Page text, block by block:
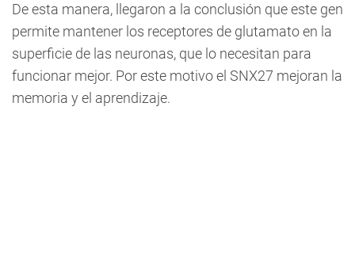
De esta manera, llegaron a la conclusión que este gen
permite mantener los receptores de glutamato en la
superficie de las neuronas, que lo necesitan para
funcionar mejor. Por este motivo el SNX27 mejoran la
memoria y el aprendizaje.